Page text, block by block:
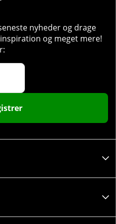
dosis.nyheder og drage
og meget mere!